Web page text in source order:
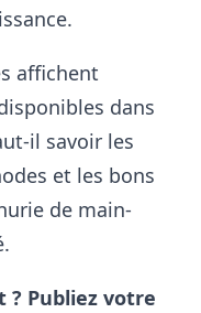
affichent
dans
il savoir les
et les bons
de main-
Publiez votre